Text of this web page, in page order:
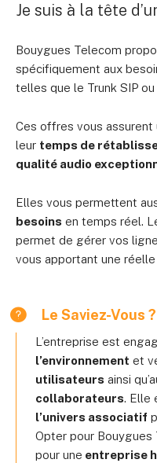
Je suis à la tête
Bouygues Telecom
spécifiquement aux
telles que le Trunk SIP
Ces offres vous assurent
leur temps de
qualité audio
Elles vous permettent
besoins en temps réel.
permet de gérer vos
vous apportant une réelle
Le Saviez-Vous ?
L’entreprise est
l’environnement et
utilisateurs ainsi
collaborateurs. Elle
l’univers associatif
Opter pour Bouygues
pour une entreprise